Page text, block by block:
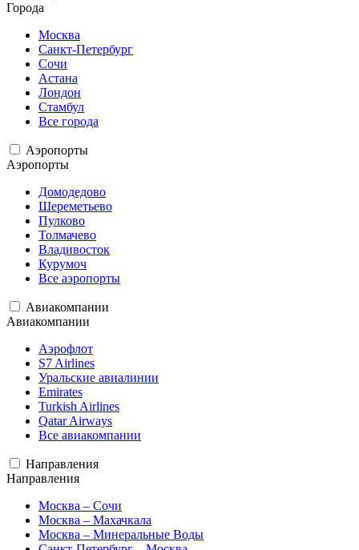
Города
Москва
Санкт-Петербург
Сочи
Астана
Лондон
Стамбул
Все города
Аэропорты
Аэропорты
Домодедово
Шереметьево
Пулково
Толмачево
Владивосток
Курумоч
Все аэропорты
Авиакомпании
Авиакомпании
Аэрофлот
S7 Airlines
Уральские авиалинии
Emirates
Turkish Airlines
Qatar Airways
Все авиакомпании
Направления
Направления
Москва – Сочи
Москва – Махачкала
Москва – Минеральные Воды